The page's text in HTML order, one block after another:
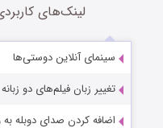
لینک‌های
سینمای آنلاین دوستی‌ها
تغییر زبان فیلم‌های دو زبانه
اضافه کردن صدای دوبله به